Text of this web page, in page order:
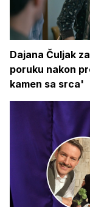
Dajana Čuljak
poruku nakon
kamen sa srca'